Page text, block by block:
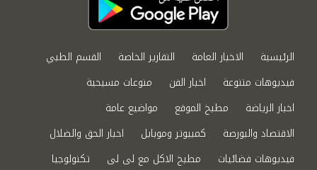
الرئيسية الاخبار العامة التقارير الخاصة
القسم الطبي
فيديوهات متنوعة
اخبار الفن
منوعات مسيحية
اخبار الرياضة
مطبخ الموقع
مواضيع عامة
الاقتصاد والبورصة
كمبيوتر وموبايل
اخبار الحق والضلال
فيديوهات فضائيات
مطبخ الاكل مع لى لى
تكنولوجيا